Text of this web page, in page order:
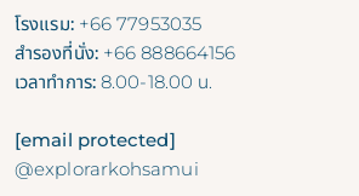
โรงแรม: +66 77953035
สำรองที่นั่ง: +66 888664156
เวลาทำการ:8.00-18.00 น.
[email protected]
@explorarkohsamui